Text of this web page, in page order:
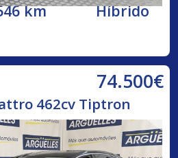
km Híbrido
74.500€
462cv Tiptron